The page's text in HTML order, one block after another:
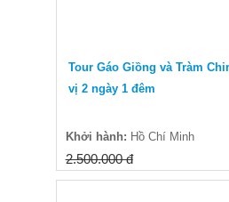
Tour Gáo Giồng và Tràm
vị 2 ngày 1 đêm
Khởi hành: Hồ Chí Minh
2.500.000 đ